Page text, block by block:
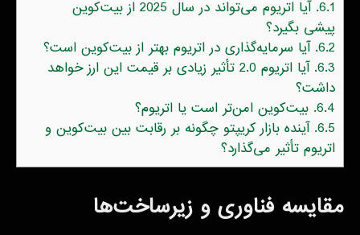
6.1.
آیا اتریوم می‌تواند در سال 2025 از بیت‌کوین
پیشی بگیرد؟
6.2. آیا سرمایه‌گذاری در اتریوم بهتر از بیت‌کوین است؟
6.3.
آیا اتریوم 2.0 تأثیر زیادی بر قیمت این ارز خواهد
داشت؟
6.4. بیت‌کوین امن‌تر است یا اتریوم؟
6.5. آینده بازار کریپتو چگونه بر رقابت بین بیت‌کوین و
اتریوم تأثیر می‌گذارد؟
مقایسه فناوری و زیرساخت‌ها